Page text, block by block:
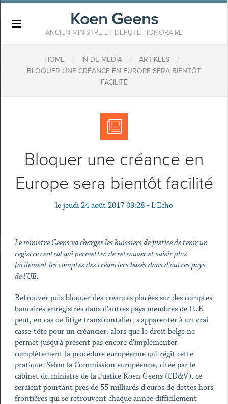
Koen Geens
ANCIEN MINISTRE ET DÉPUTÉ HONORAIRE
HOME / IN DE MEDIA / ARTIKELS /
BLOQUER UNE CRÉANCE EN EUROPE SERA BIENTÔT
FACILITÉ
Bloquer une créance en
Europe sera bientôt facilité
le jeudi 24 août 2017 09:28 • L'Echo
Le ministre Geens va charger les huissiers de justice de tenir un
registre central qui permettra de retrouver et saisir plus
facilement les comptes des créanciers basés dans d'autres pays
de l'UE.
Retrouver puis bloquer des créances placées sur des comptes
bancaires enregistrés dans d'autres pays membres de l'UE
peut, en cas de litige transfrontalier, s'apparenter à un vrai
casse-tête pour un créancier, alors que le droit belge ne
permet jusqu'à présent pas encore d'implémenter
complètement la procédure européenne qui régit cette
pratique. Selon la Commission européenne, citée par le
cabinet du ministre de la Justice Koen Geens (CD&V), ce
seraient pourtant près de 55 milliards d'euros de dettes hors
frontières qui se retrouvent chaque année difficilement